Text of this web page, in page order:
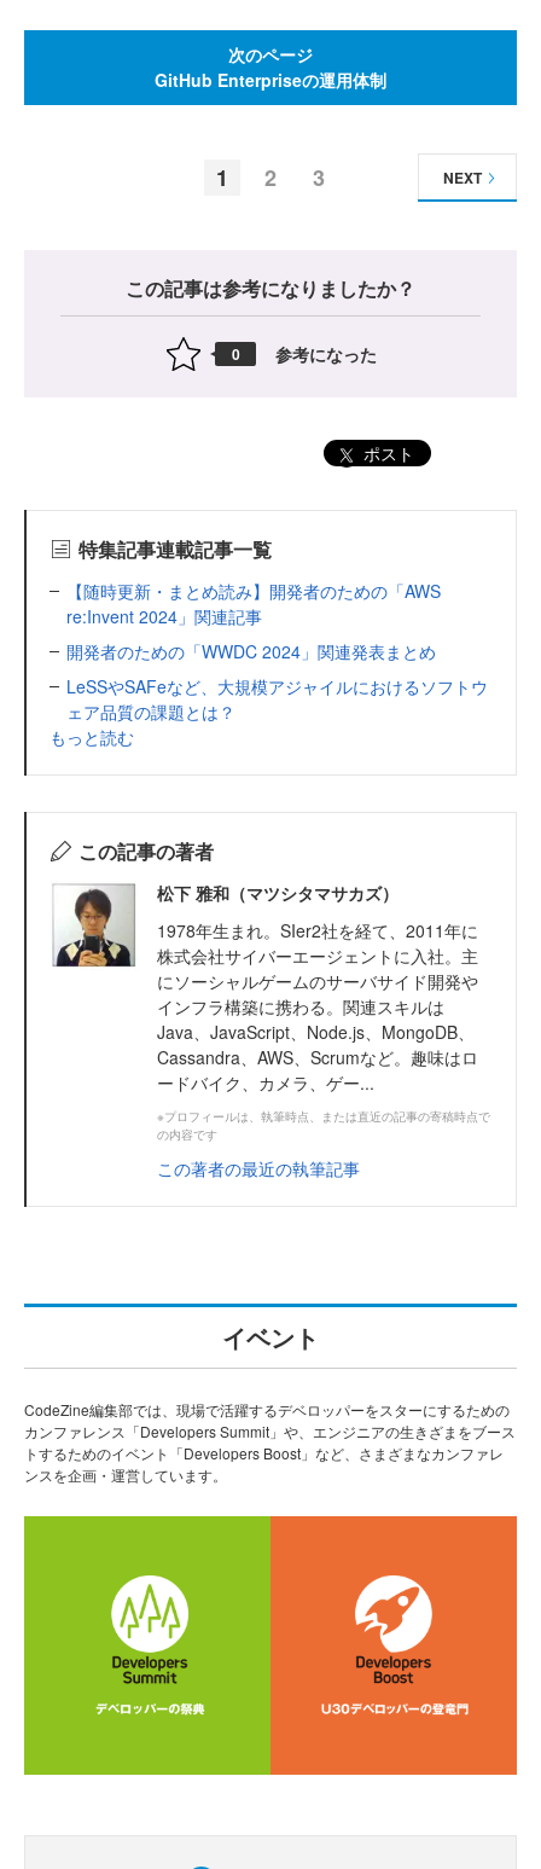
次のページ
GitHub Enterpriseの運用体制
1 2 3 NEXT
この記事は参考になりましたか？
0 参考になった
ポスト
特集記事連載記事一覧
【随時更新・まとめ読み】開発者のための「AWS
re:Invent 2024」関連記事
開発者のための「WWDC 2024」関連発表まとめ
LeSSやSAFeなど、大規模アジャイルにおけるソフトウ
ェア品質の課題とは？
もっと読む
この記事の著者
松下 雅和（マツシタマサカズ）
1978年生まれ。SIer2社を経て、2011年に
株式会社サイバーエージェントに入社。主
にソーシャルゲームのサーバサイド開発や
インフラ構築に携わる。関連スキルは
Java、JavaScript、Node.js、MongoDB、
Cassandra、AWS、Scrumなど。趣味はロ
ードバイク、カメラ、ゲー...
※プロフィールは、執筆時点、または直近の記事の寄稿時点で
の内容です
この著者の最近の執筆記事
イベント
CodeZine編集部では、現場で活躍するデベロッパーをスターにするための
カンファレンス「Developers Summit」や、エンジニアの生きざまをブース
トするためのイベント「Developers Boost」など、さまざまなカンファレ
ンスを企画・運営しています。